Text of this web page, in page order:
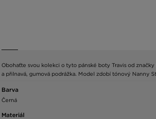
Obohaťte svou kolekci o tyto pánské boty Travis od
a přilnavá, gumová podrážka. Model zdobí tónový Nanny
Barva
Černá
Materiál